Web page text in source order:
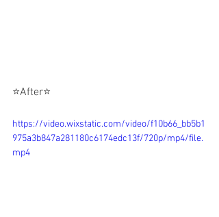
⭐After⭐
https://video.wixstatic.com/video/f10b66_bb5b1
975a3b847a281180c6174edc13f/720p/mp4/file.
mp4